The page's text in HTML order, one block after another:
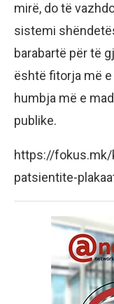
mirë, do të
sistemi
barabartë për të
është fitorja më
humbja më e
publike.
https://
patsientite-